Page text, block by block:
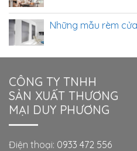
Những mẫu rèm
CÔNG TY TNHH
SẢN XUẤT THƯƠNG
MẠI DUY PHƯƠNG
Điện thoại: 0933 472 556